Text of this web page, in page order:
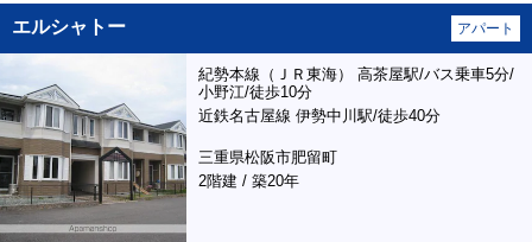
エルシャトー アパート
紀勢本線（ＪＲ東海） 高茶屋駅/バス乗車5分/
小野江/徒歩10分
近鉄名古屋線 伊勢中川駅/徒歩40分
三重県松阪市肥留町
2階建 / 築20年